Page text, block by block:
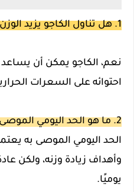
1. هل تناول الكاجو يزيد الوزن؟
نعم، الكاجو يمكن أن
احتوائه على السعرات
2. ما هو الحد اليومي الموصى به لتناول الكاجو؟
الحد اليومي الموصى به
يوميًا.